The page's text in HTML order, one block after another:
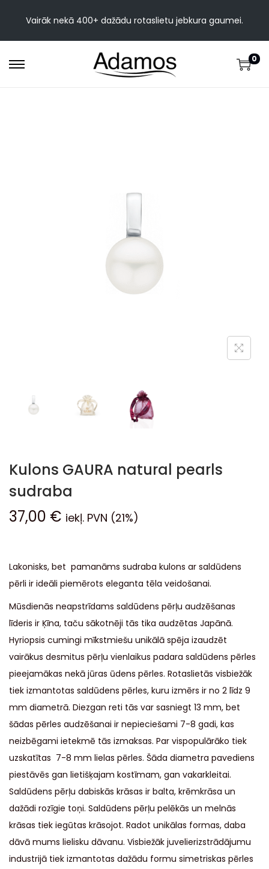
Vairāk nekā 400+ dažādu rotaslietu jebkura gaumei.
0
Kulons GAURA natural pearls
sudraba
37,00 € iekļ. PVN (21%)
Lakonisks, bet pamanāms sudraba kulons ar saldūdens
pērli ir ideāli piemērots eleganta tēla veidošanai.
Mūsdienās neapstrīdams saldūdens pērļu audzēšanas
līderis ir Ķīna, taču sākotnēji tās tika audzētas Japānā.
Hyriopsis cumingi mīkstmiešu unikālā spēja izaudzēt
vairākus desmitus pērļu vienlaikus padara saldūdens pērles
pieejamākas nekā jūras ūdens pērles. Rotaslietās visbiežāk
tiek izmantotas saldūdens pērles, kuru izmērs ir no 2 līdz 9
mm diametrā. Diezgan reti tās var sasniegt 13 mm, bet
šādas pērles audzēšanai ir nepieciešami 7-8 gadi, kas
neizbēgami ietekmē tās izmaksas. Par vispopulārāko tiek
uzskatītas 7-8 mm lielas pērles. Šāda diametra pavediens
piestāvēs gan lietišķajam kostīmam, gan vakarkleitai.
Saldūdens pērļu dabiskās krāsas ir balta, krēmkrāsa un
dažādi rozīgie toņi. Saldūdens pērļu pelēkās un melnās
krāsas tiek iegūtas krāsojot. Radot unikālas formas, daba
dāvā mums lielisku dāvanu. Visbiežāk juvelierizstrādājumu
industrijā tiek izmantotas dažādu formu simetriskas pērles